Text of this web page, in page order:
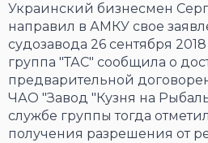
Украинский бизнесмен
направил в АМКУ свое
судозавода 26 сентября
группа "ТАС" сообщила о
предварительной
ЧАО "Завод "Кузня на
службе группы тогда
получения разрешения от